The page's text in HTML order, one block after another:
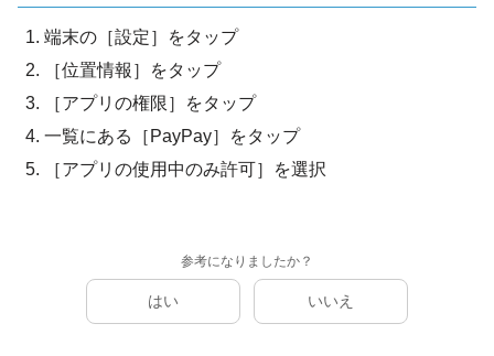
端末の［設定］をタップ
［位置情報］をタップ
［アプリの権限］をタップ
一覧にある［PayPay］をタップ
［アプリの使用中のみ許可］を選択
参考になりましたか？
はい いいえ